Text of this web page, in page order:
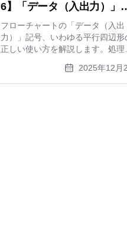
6】「データ（入出力）」
号の意味と正しい使い方｜
行四辺形はいつ使う？
フローチャートの「データ（入出
力）」記号、いわゆる平行四辺形
正しい使い方を解説します。処理
記号との使い分けも詳しく紹介。
xGrapherを使った作図例もあわ
2025年12月